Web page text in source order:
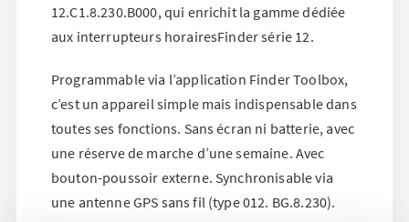
12.C1.8.230.B000, qui enrichit la gamme dédiée
aux interrupteurs horairesFinder série 12.
Programmable via l’application Finder Toolbox,
c’est un appareil simple mais indispensable dans
toutes ses fonctions. Sans écran ni batterie, avec
une réserve de marche d’une semaine. Avec
bouton-poussoir externe. Synchronisable via
une antenne GPS sans fil (type 012. BG.8.230).